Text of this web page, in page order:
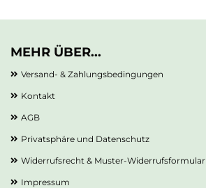
MEHR ÜBER...
Versand- & Zahlungsbedingungen
Kontakt
AGB
Privatsphäre und Datenschutz
Widerrufsrecht & Muster-Widerrufsformular
Impressum